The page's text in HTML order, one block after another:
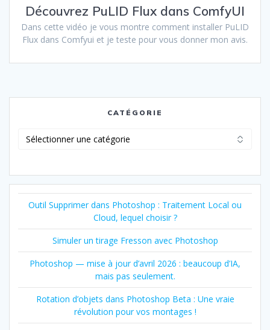
Découvrez PuLID Flux dans ComfyUI
Dans cette vidéo je vous montre comment installer PuLID
Flux dans Comfyui et je teste pour vous donner mon avis.
CATÉGORIE
Outil Supprimer dans Photoshop : Traitement Local ou
Cloud, lequel choisir ?
Simuler un tirage Fresson avec Photoshop
Photoshop — mise à jour d’avril 2026 : beaucoup d’IA,
mais pas seulement.
Rotation d’objets dans Photoshop Beta : Une vraie
révolution pour vos montages !